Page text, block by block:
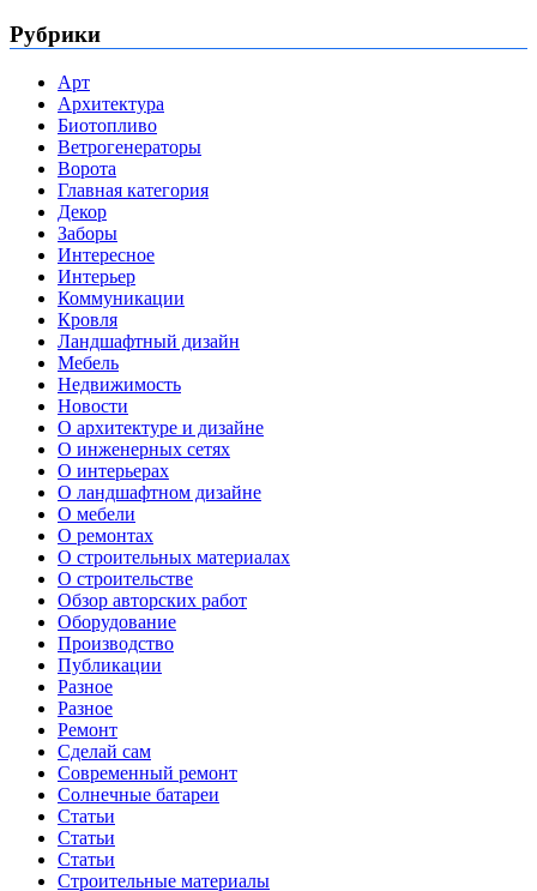
Рубрики
Арт
Архитектура
Биотопливо
Ветрогенераторы
Ворота
Главная категория
Декор
Заборы
Интересное
Интерьер
Коммуникации
Кровля
Ландшафтный дизайн
Мебель
Недвижимость
Новости
О архитектуре и дизайне
О инженерных сетях
О интерьерах
О ландшафтном дизайне
О мебели
О ремонтах
О строительных материалах
О строительстве
Обзор авторских работ
Оборудование
Производство
Публикации
Разное
Разное
Ремонт
Сделай сам
Современный ремонт
Солнечные батареи
Статьи
Статьи
Статьи
Строительные материалы